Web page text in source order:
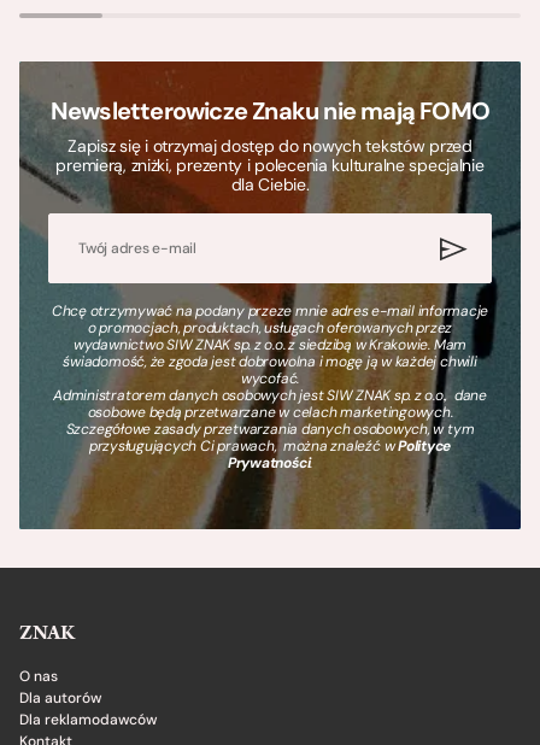
Newsletterowicze Znaku nie mają FOMO
Zapisz się i otrzymaj dostęp do nowych tekstów przed
premierą, zniżki, prezenty i polecenia kulturalne specjalnie
dla Ciebie.
Chcę otrzymywać na podany przeze mnie adres e-mail informacje
o promocjach, produktach, usługach oferowanych przez
wydawnictwo SIW ZNAK sp. z o.o. z siedzibą w Krakowie. Mam
świadomość, że zgoda jest dobrowolna i mogę ją w każdej chwili
wycofać.
Administratorem danych osobowych jest SIW ZNAK sp. z o.o., dane
osobowe będą przetwarzane w celach marketingowych.
Szczegółowe zasady przetwarzania danych osobowych, w tym
przysługujących Ci prawach, można znaleźć wPolityce
Prywatności.
ZNAK
O nas
Dla autorów
Dla reklamodawców
Kontakt